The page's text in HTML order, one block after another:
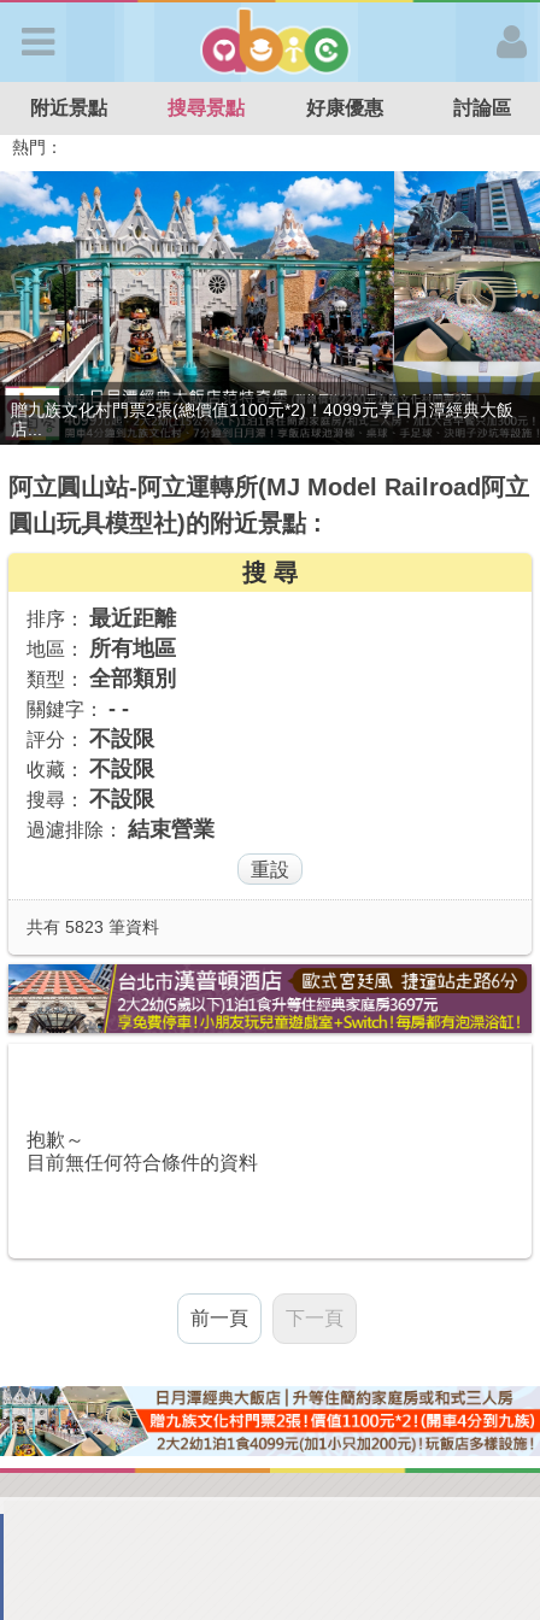
APP登入
首 頁
搜尋景點
好康優惠
最新消息
最新留言
推薦景點
討論區
聯絡我們
附近景點 搜尋景點 好康優惠 討論區
熱門：
特色遊戲場
親子住房優惠 台北親子餐廳 溫泉泡湯SPA
贈九族文化村門票2張(總價值1100元*2)！4099元享日月潭經典大飯
店...
阿立圓山站-阿立運轉所(MJ Model Railroad阿立
圓山玩具模型社)的附近景點 :
搜 尋
排序： 最近距離
地區： 所有地區
類型： 全部類別
關鍵字： - -
評分： 不設限
收藏： 不設限
搜尋： 不設限
過濾排除： 結束營業
共有 5823 筆資料
抱歉～
目前無任何符合條件的資料
前一頁 下一頁